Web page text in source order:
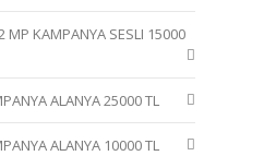
MP KAMPANYA SESLI 15000
ALANYA 25000 TL
ALANYA 10000 TL